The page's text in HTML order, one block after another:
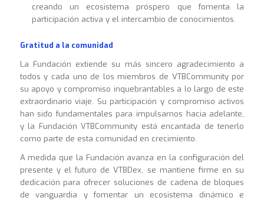
creando un ecosistema próspero que fomenta la
participación activa y el intercambio de conocimientos.
Gratitud a la comunidad
La Fundación extiende su más sincero agradecimiento a
todos y cada uno de los miembros de VTBCommunity por
su apoyo y compromiso inquebrantables a lo largo de este
extraordinario viaje. Su participación y compromiso activos
han sido fundamentales para impulsarnos hacia adelante,
y la Fundación VTBCommunity está encantada de tenerlo
como parte de esta comunidad en crecimiento.
A medida que la Fundación avanza en la configuración del
presente y el futuro de VTBDex, se mantiene firme en su
dedicación para ofrecer soluciones de cadena de bloques
de vanguardia y fomentar un ecosistema dinámico e